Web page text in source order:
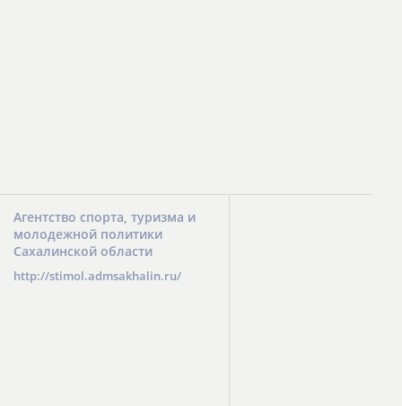
Агентство спорта, туризма и
молодежной политики
Сахалинской области
http://stimol.admsakhalin.ru/